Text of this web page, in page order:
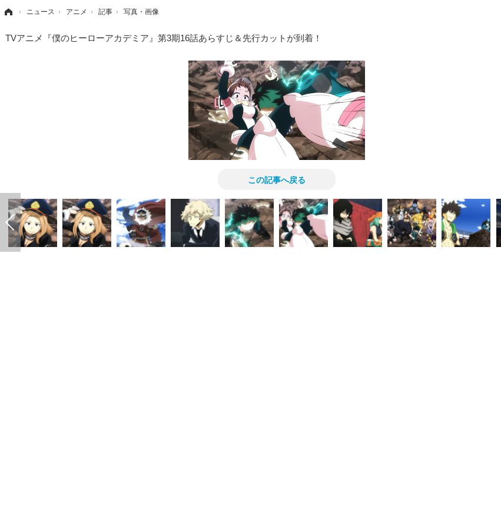
› ニュース › アニメ › 記事 › 写真・画像
TVアニメ『僕のヒーローアカデミア』第3期16話あらすじ＆先行カットが到着！
この記事へ戻る